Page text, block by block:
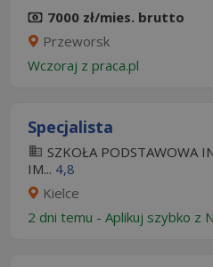
7000 zł/mies. brutto
Przeworsk
Wczoraj z praca.pl
Specjalista
SZKOŁA PODSTAWOWA
IM... 4,8
Kielce
2 dni temu - Aplikuj szybko z